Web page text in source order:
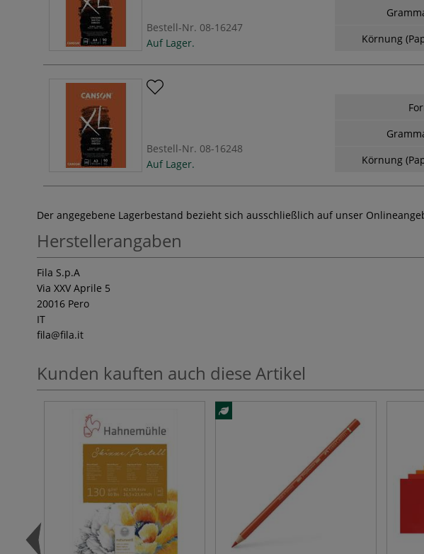
Bestell-Nr. 08-16247
Auf Lager.
Körnung
Bestell-Nr. 08-16248
Auf Lager.
Körnung
Der angegebene Lagerbestand bezieht sich ausschließlich auf unser
Herstellerangaben
Fila S.p.A
Via XXV Aprile 5
20016 Pero
IT
fila@fila.it
Kunden kauften auch diese Artikel